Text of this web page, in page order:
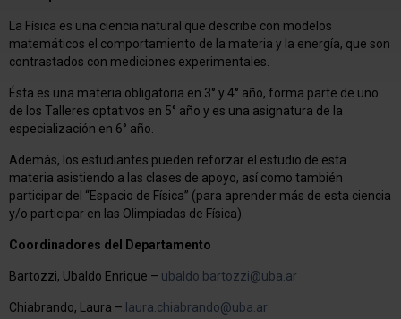
La Física es una ciencia natural que describe con modelos
matemáticos el comportamiento de la materia y la energía, que son
contrastados con mediciones experimentales.
Ésta es una materia obligatoria en 3° y 4° año, forma parte de uno
de los Talleres optativos en 5° año y es una asignatura de la
especialización en 6° año.
Además, los estudiantes pueden reforzar el estudio de esta
materia asistiendo a las clases de apoyo, así como también
participar del “Espacio de Física” (para aprender más de esta ciencia
y/o participar en las Olimpíadas de Física).
Coordinadores del Departamento
Bartozzi, Ubaldo Enrique – ubaldo.bartozzi@uba.ar
Chiabrando, Laura – laura.chiabrando@uba.ar